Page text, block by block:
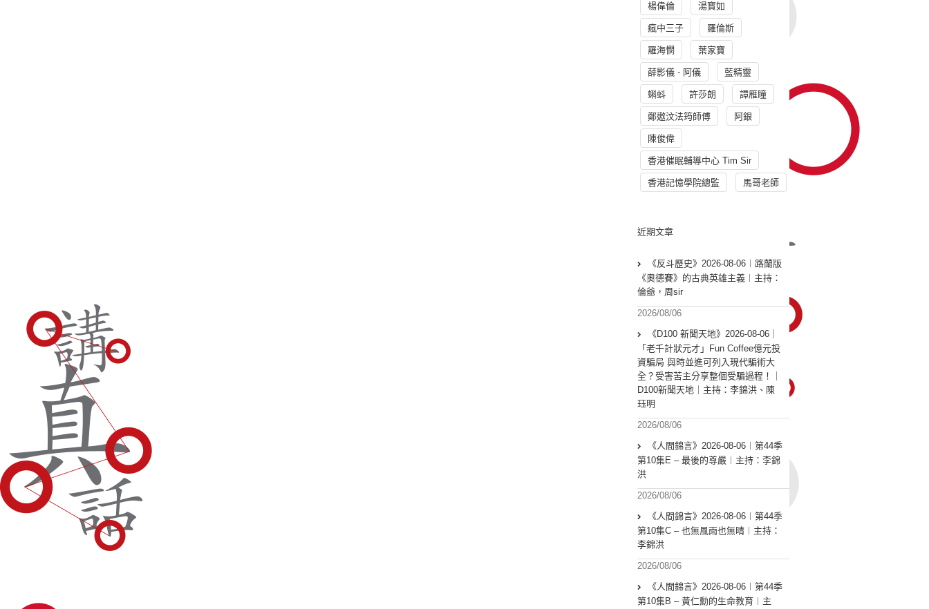
楊偉倫 湯寳如
瘋中三子 羅倫斯
羅海憫 葉家寶
薛影儀 - 阿儀 藍精靈
蝌蚪 許莎朗 譚雁瞳
鄭遨汶法筠師傅 阿銀
陳俊偉
香港催眠輔導中心 Tim Sir
香港記憶學院總監 馬哥老師
近期文章
《反斗歷史》2026-08-06︱路蘭版
《奧德賽》的古典英雄主義︱主持：
倫爺，周sir
2026/08/06
《D100 新聞天地》2026-08-06｜
「老千計狀元才」Fun Coffee億元投
資騙局 與時並進可列入現代騙術大
全？受害苦主分享整個受騙過程！｜
D100新聞天地｜主持：李錦洪、陳
珏明
2026/08/06
《人間錦言》2026-08-06︱第44季
第10集E – 最後的尊嚴︱主持：李錦
洪
2026/08/06
《人間錦言》2026-08-06︱第44季
第10集C – 也無風雨也無晴︱主持：
李錦洪
2026/08/06
《人間錦言》2026-08-06︱第44季
第10集B – 黃仁勳的生命教育︱主